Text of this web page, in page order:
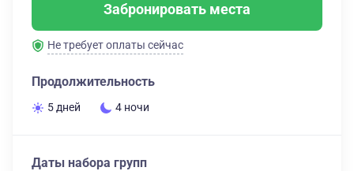
Забронировать места
Не требует оплаты сейчас
Продолжительность
5 дней 4 ночи
Даты набора групп